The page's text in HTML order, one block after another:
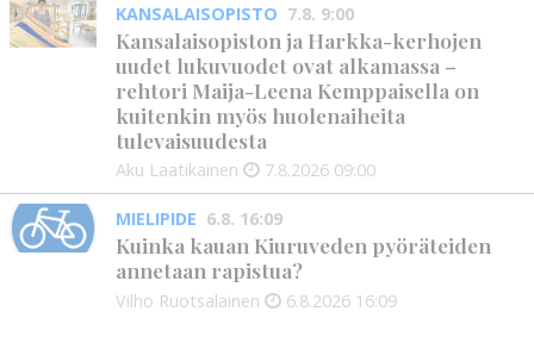
KANSALAISOPISTO 7.8. 9:00
Kansalaisopiston ja Harkka-kerhojen
uudet lukuvuodet ovat alkamassa –
rehtori Maija-Leena Kemppaisella on
kuitenkin myös huolenaiheita
tulevaisuudesta
Aku Laatikainen 7.8.2026 09:00
MIELIPIDE 6.8. 16:09
Kuinka kauan Kiuruveden pyöräteiden
annetaan rapistua?
Vilho Ruotsalainen 6.8.2026 16:09